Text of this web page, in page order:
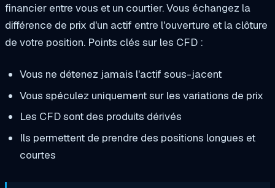
financier entre vous et un courtier. Vous échangez la
différence de prix d'un actif entre l'ouverture et la clôture
de votre position. Points clés sur les CFD :
Vous ne détenez jamais l'actif sous-jacent
Vous spéculez uniquement sur les variations de prix
Les CFD sont des produits dérivés
Ils permettent de prendre des positions longues et
courtes